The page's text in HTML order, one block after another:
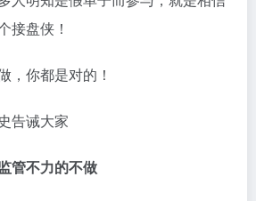
接盘侠！
，你都是对的！
告诫大家
管不力的不做